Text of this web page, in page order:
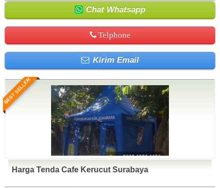
Chat Whatsapp
Telphone
Kirim Email
BEST SELLER
Harga Tenda Cafe Kerucut Surabaya